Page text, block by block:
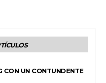
CON UN CONTUNDENTE